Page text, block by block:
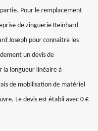
Pour le remplacement
de zinguerie Reinhard
Joseph pour connaitre les
un devis de
la longueur linéaire à
de mobilisation de matériel
Le devis est établi avec 0 €